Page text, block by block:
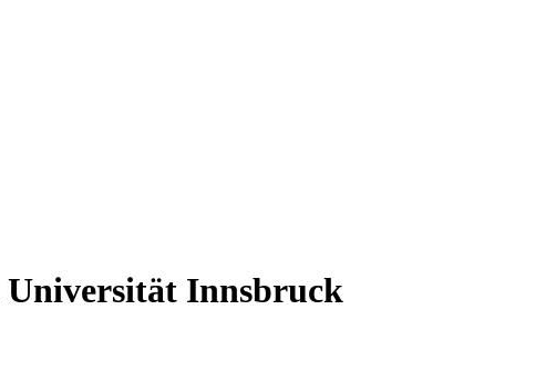
Universität Innsbruck